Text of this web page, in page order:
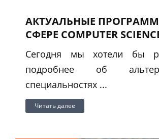
АКТУАЛЬНЫЕ
СФЕРЕ COMPUTER
Сегодня мы хотели бы
подробнее об
специальностях ...
Читать далее